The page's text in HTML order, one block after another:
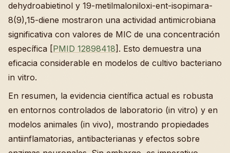
dehydroabietinol y 19-metilmaloniloxi-ent-isopimara-
8(9),15-diene mostraron una actividad antimicrobiana
significativa con valores de MIC de una concentración
específica [PMID 12898418]. Esto demuestra una
eficacia considerable en modelos de cultivo bacteriano
in vitro.
En resumen, la evidencia científica actual es robusta
en entornos controlados de laboratorio (in vitro) y en
modelos animales (in vivo), mostrando propiedades
antiinflamatorias, antibacterianas y efectos sobre